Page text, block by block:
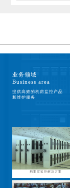
业务领域
Business area
提供高效的机房监控产品
和维护服务
档案室监控解决方案